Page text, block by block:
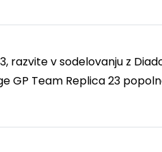
razvite v sodelovanju z
GP Team Replica 23